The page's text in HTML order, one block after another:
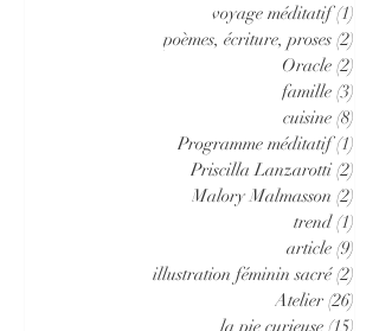
voyage méditatif (1)
poèmes, écriture, proses (2)
Oracle (2)
famille (3)
cuisine (8)
Programme méditatif (1)
Priscilla Lanzarotti (2)
Malory Malmasson (2)
trend (1)
article (9)
illustration féminin sacré (2)
Atelier (26)
la pie curieuse (15)